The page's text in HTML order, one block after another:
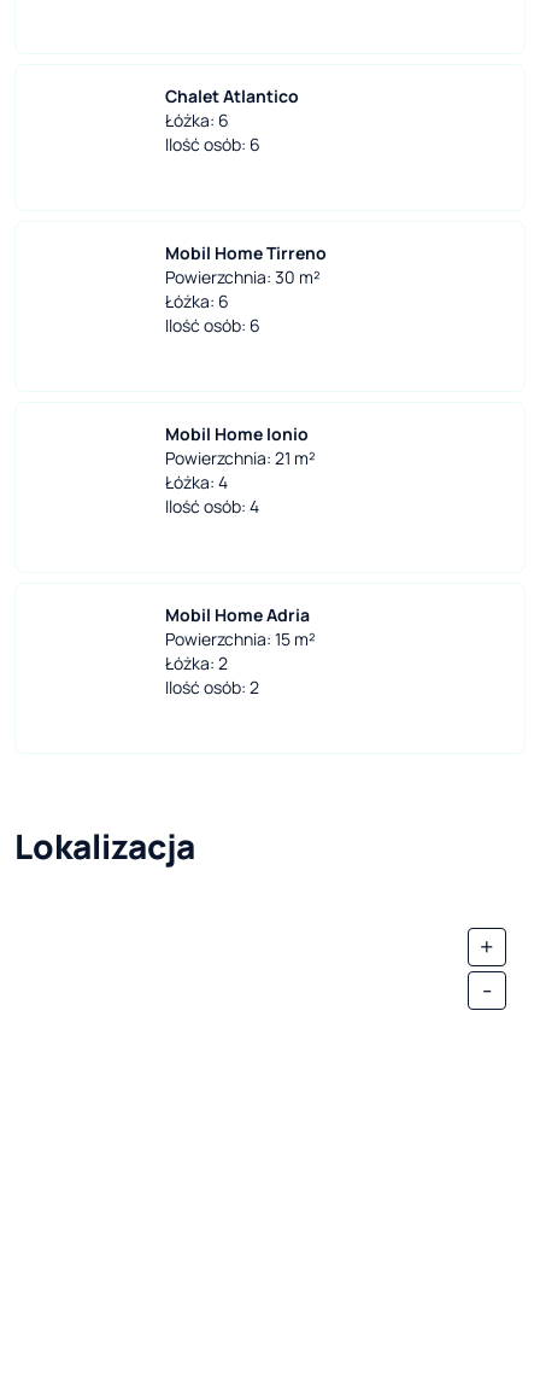
Chalet Atlantico
Łóżka: 6
Ilość osób: 6
Mobil Home Tirreno
Powierzchnia: 30 m²
Łóżka: 6
Ilość osób: 6
Mobil Home Ionio
Powierzchnia: 21 m²
Łóżka: 4
Ilość osób: 4
Mobil Home Adria
Powierzchnia: 15 m²
Łóżka: 2
Ilość osób: 2
Lokalizacja
+
-